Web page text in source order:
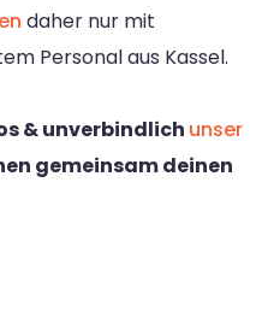
daher nur mit
Personal aus Kassel.
& unverbindlich unser
gemeinsam deinen